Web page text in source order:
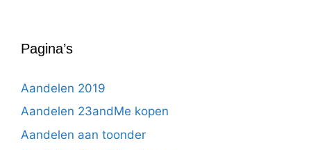
Pagina’s
Aandelen 2019
Aandelen 23andMe kopen
Aandelen aan toonder